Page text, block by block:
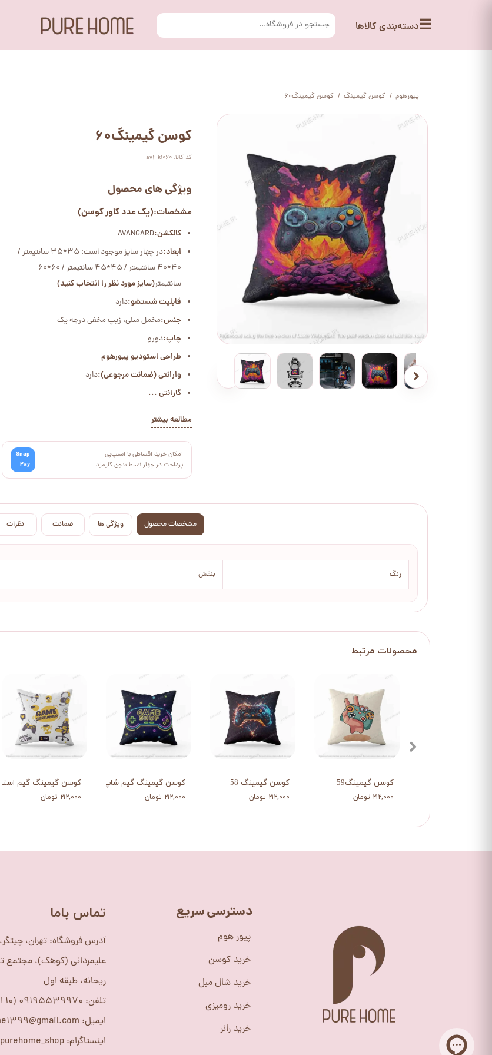
☰دسته‌بندی کالاها
پیورهوم کوسن گیمینگ کوسن گیمینگ60
کوسن گیمینگ60
کد کالا: av2-k1060
ویژگی های محصول
مشخصات:(یک عدد کاور کوسن)
کالکشن:AVANGARD
ابعاد:
در چهار سایز موجود است: 35*35 سانتیمتر /
40*40 سانتیمتر / 45*45 سانتیمتر / 60*60
سانتیمتر(سایز مورد نظر را انتخاب کنید)
قابلیت شستشو:دارد
جنس:مخمل مبلی، زیپ مخفی درجه یک
چاپ:دورو
طراحی استودیو پیورهوم
وارانتی (ضمانت مرجوعی):دارد
گارانتی ...
مطالعه بیشتر
امکان خرید اقساطی با اسنپ‌پی
پرداخت در چهار قسط بدون کارمزد
Snap
Pay
مشخصات محصول ویژگی ها ضمانت نظرات
رنگ بنفش
کوسن گیمینگ گیم
۲۱۲,۰۰۰ تومان
کوسن گیمینگ گیم شاپ
۲۱۲,۰۰۰ تومان
کوسن گیمینگ 58
۲۱۲,۰۰۰ تومان
کوسن گیمینگ59
۲۱۲,۰۰۰ تومان
پیور هوم
خرید کوسن
خرید شال مبل
خرید رومیزی
خرید رانر
دسترسی سریع ​تماس باما
آدرس فروشگاه: تهران، چیتگر،
علیمردانی (کوهک)، مجتمع
ریحانه، طبقه اول
تلفن: 09195539970 (10 الی 18 )
ایمیل: purehome1399@gmail.com
اینستاگرام: purehome_shop@